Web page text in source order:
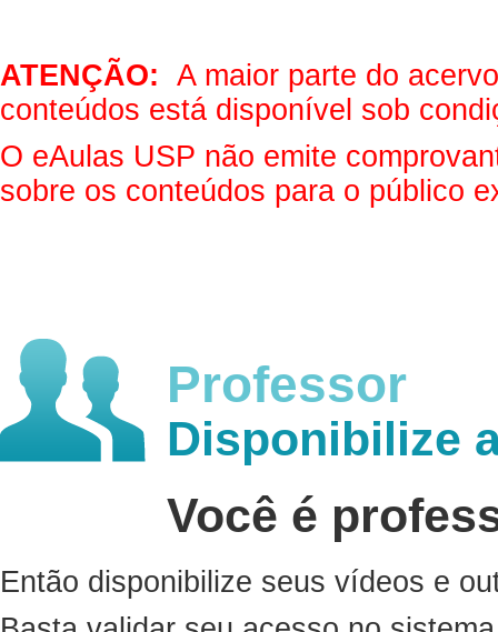
ATENÇÃO: A maior parte do
conteúdos está disponível sob
O eAulas USP não emite
sobre os conteúdos para o público
Professor
Disponibilize
Você é
Então disponibilize seus vídeos e